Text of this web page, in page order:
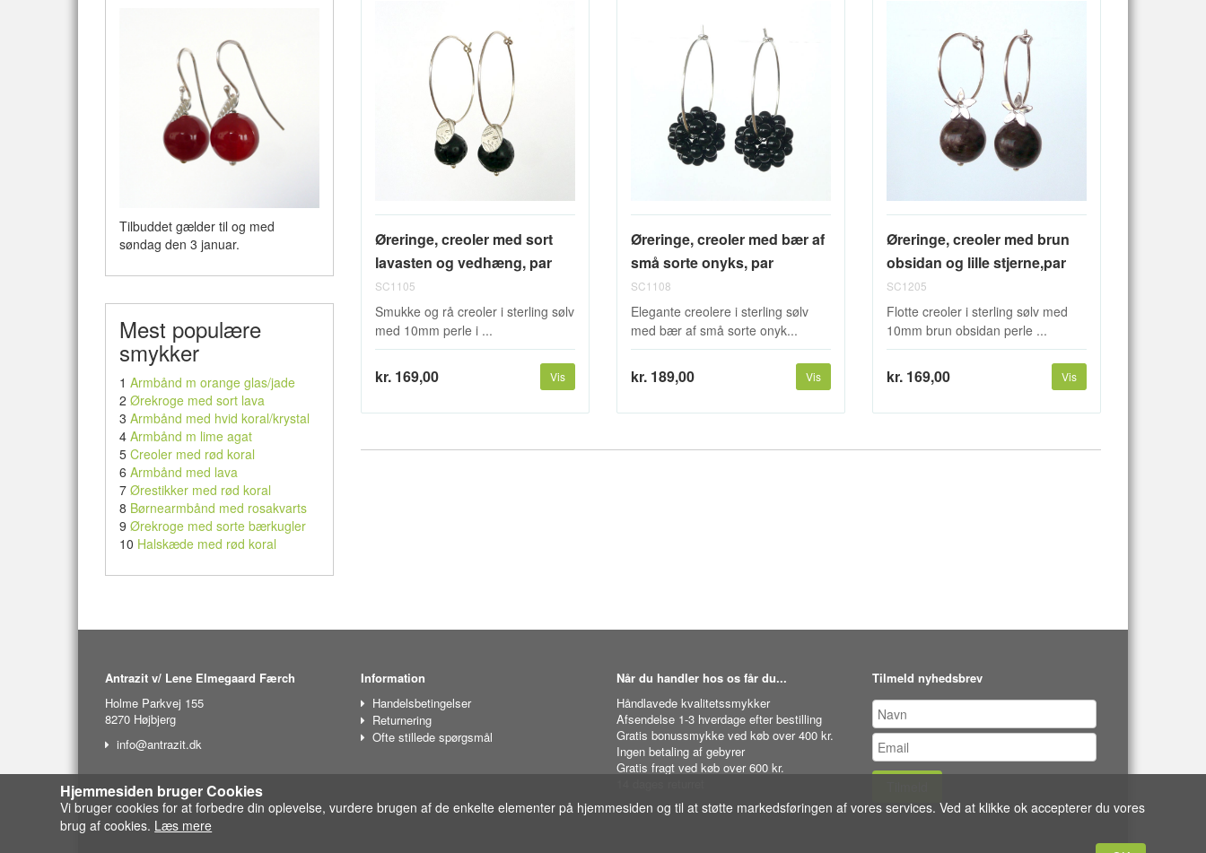
Tilbuddet gælder til og med
søndag den 3 januar.
Mest populære
smykker
1 Armbånd m orange glas/jade
2 Ørekroge med sort lava
3 Armbånd med hvid koral/krystal
4 Armbånd m lime agat
5 Creoler med rød koral
6 Armbånd med lava
7 Ørestikker med rød koral
8 Børnearmbånd med rosakvarts
9 Ørekroge med sorte bærkugler
10 Halskæde med rød koral
Øreringe, creoler med sort
lavasten og vedhæng, par
SC1105
Smukke og rå creoler i sterling sølv
med 10mm perle i ...
kr. 169,00 Vis
Øreringe, creoler med bær af
små sorte onyks, par
SC1108
Elegante creolere i sterling sølv
med bær af små sorte onyk...
kr. 189,00 Vis
Øreringe, creoler med brun
obsidan og lille stjerne,par
SC1205
Flotte creoler i sterling sølv med
10mm brun obsidan perle ...
kr. 169,00 Vis
Antrazit v/ Lene Elmegaard Færch
Holme Parkvej 155
8270 Højbjerg
info@antrazit.dk
Information
Handelsbetingelser
Returnering
Ofte stillede spørgsmål
Når du handler hos os får du...
Håndlavede kvalitetssmykker
Afsendelse 1-3 hverdage efter bestilling
Gratis bonussmykke ved køb over 400 kr.
Ingen betaling af gebyrer
Gratis fragt ved køb over 600 kr.
Tilmeld nyhedsbrev
Hjemmesiden bruger Cookies
Vi bruger cookies for at forbedre din oplevelse, vurdere brugen af de enkelte elementer på hjemmesiden og til at støtte markedsføringen af vores services. Ved at klikke ok accepterer du vores
brug af cookies. Læs mere